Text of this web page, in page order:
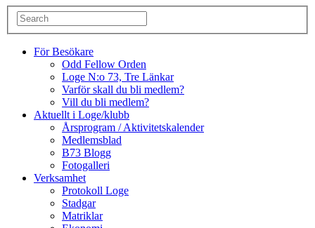
För Besökare
Odd Fellow Orden
Loge N:o 73, Tre Länkar
Varför skall du bli medlem?
Vill du bli medlem?
Aktuellt i Loge/klubb
Årsprogram / Aktivitetskalender
Medlemsblad
B73 Blogg
Fotogalleri
Verksamhet
Protokoll Loge
Stadgar
Matriklar